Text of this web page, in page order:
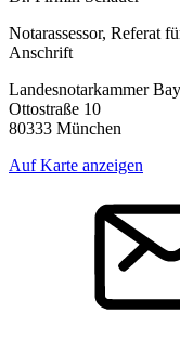
Notarassessor, Referat
Anschrift
Landesnotarkammer
Ottostraße 10
80333 München
Auf Karte anzeigen